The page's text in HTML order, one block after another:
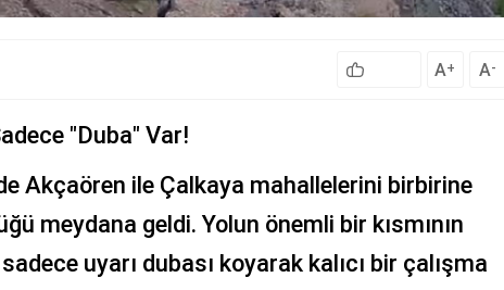
A+ A-
"Duba" Var!
Akçaören ile Çalkaya mahallelerini birbirine
meydana geldi. Yolun önemli bir kısmının
uyarı dubası koyarak kalıcı bir çalışma